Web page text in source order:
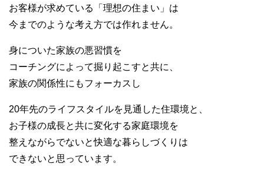
お客様が求めている「理想の住まい」は
今までのような考え方では作れません。
身についた家族の悪習慣を
コーチングによって掘り起こすと共に、
家族の関係性にもフォーカスし
20年先のライフスタイルを見通した住環境と、
お子様の成長と共に変化する家庭環境を
整えながらでないと快適な暮らしづくりは
できないと思っています。